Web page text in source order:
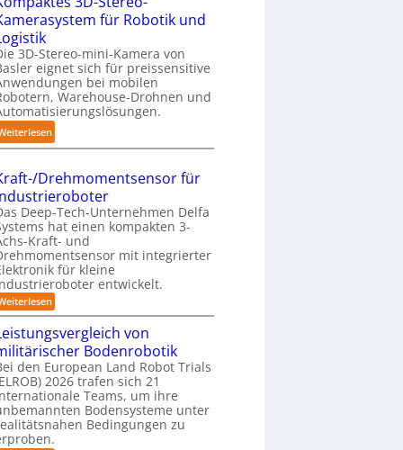
t
f
r
p
a
x
i
n
a
h
e
A
u
t
o
m
a
t
i
s
i
e
e
r
u
n
g
s
t
r
e
2
2
6
-
a
n
d
l
i
n
-
y
s
t
e
m
für Robotik und
3D-Stereo-mini-Kamera von
eignet sich für preissensitive
bei mobilen
Warehouse-Drohnen und
:
K
m
p
a
k
t
e
s
3
D
-
S
t
e
r
e
Drehmomentsensor für
Deep-Tech-Unternehmen Delfa
hat einen kompakten 3-
Kraft- und
mit integrierter
für kleine
entwickelt.
:
K
a
f
t
-
/
D
r
e
h
von
Bodenrobotik
den European Land Robot Trials
2026 trafen sich 21
Teams, um ihre
Bodensysteme unter
Bedingungen zu